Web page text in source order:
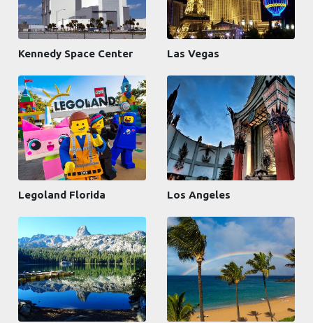
Kennedy Space Center Las Vegas
Legoland Florida Los Angeles